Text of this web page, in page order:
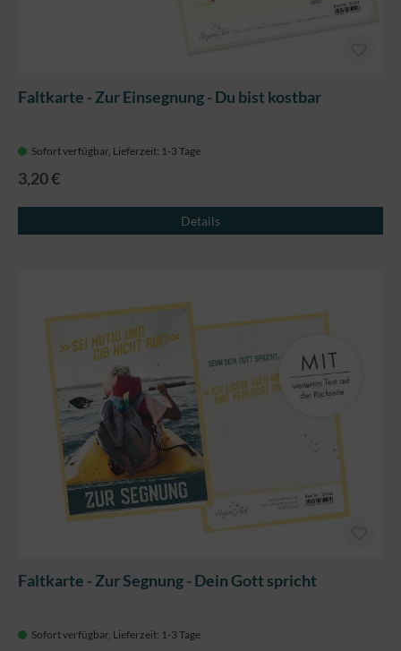
Faltkarte - Zur Einsegnung - Du bist kostbar
Sofort verfügbar, Lieferzeit: 1-3 Tage
3,20 €
Details
Faltkarte - Zur Segnung - Dein Gott spricht
Sofort verfügbar, Lieferzeit: 1-3 Tage